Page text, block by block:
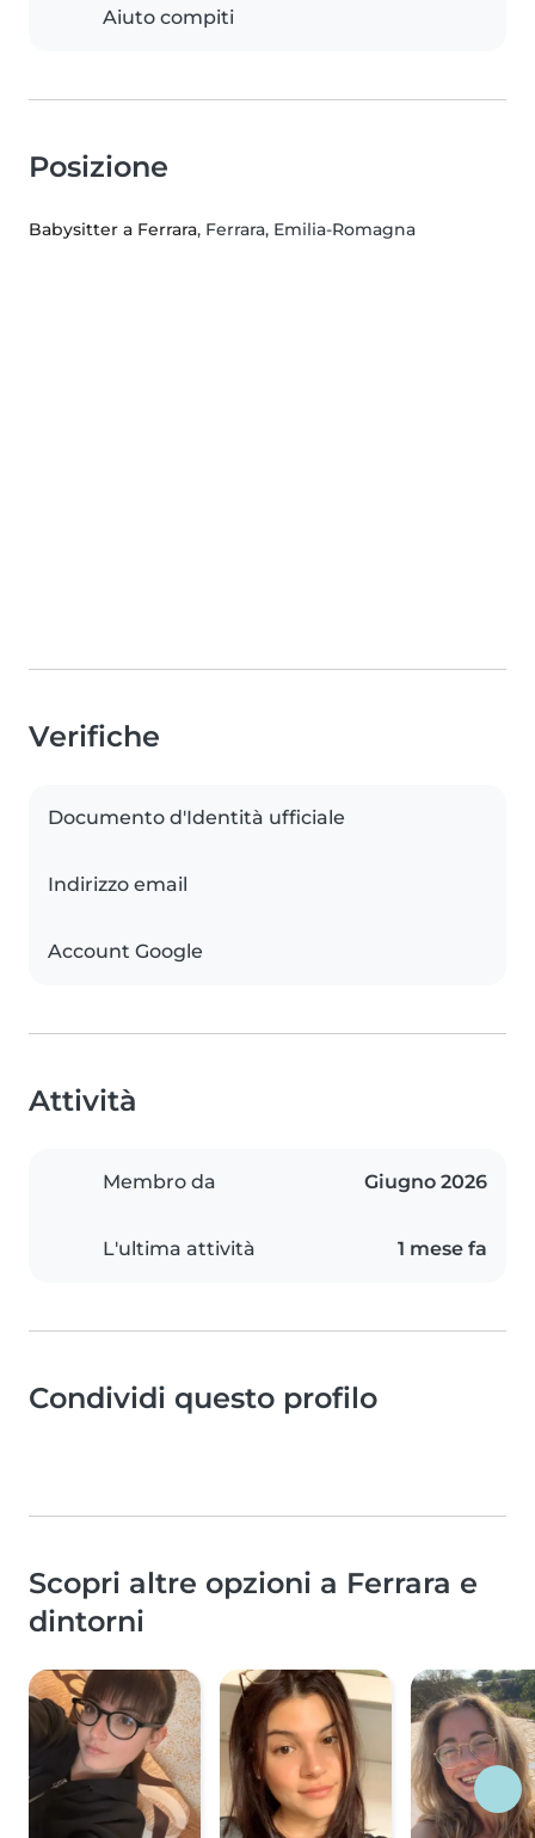
Aiuto compiti
Posizione
Babysitter a Ferrara, Ferrara, Emilia-Romagna
Verifiche
Documento d'Identità ufficiale
Indirizzo email
Account Google
Attività
Membro da Giugno 2026
L'ultima attività 1 mese fa
Condividi questo profilo
Scopri altre opzioni a Ferrara e
dintorni